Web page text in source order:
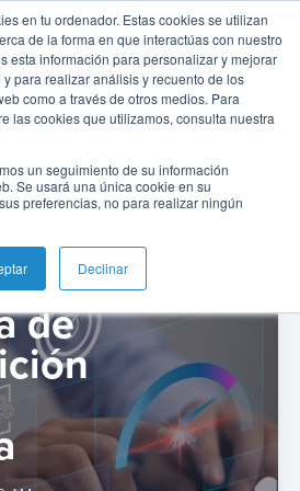
en tu ordenador. Estas cookies se utilizan
de la forma en que interactúas con nuestro
esta información para personalizar y mejorar
para realizar análisis y recuento de los
como a través de otros medios. Para
las cookies que utilizamos, consulta nuestra
un seguimiento de su información
Se usará una única cookie en su
preferencias, no para realizar ningún
Declinar
de BPC
y opiniones en el blog de BPC
de